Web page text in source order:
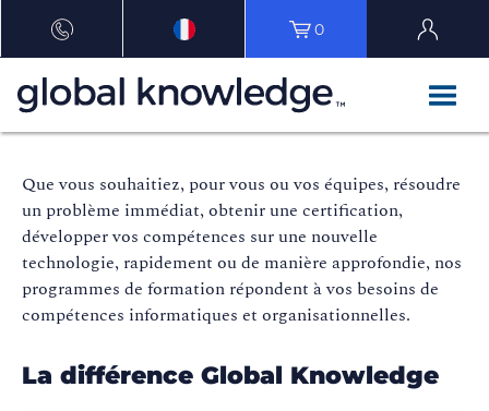
0
Que vous souhaitiez, pour vous ou vos équipes, résoudre
un problème immédiat, obtenir une certification,
développer vos compétences sur une nouvelle
technologie, rapidement ou de manière approfondie, nos
programmes de formation répondent à vos besoins de
compétences informatiques et organisationnelles.
La différence Global Knowledge